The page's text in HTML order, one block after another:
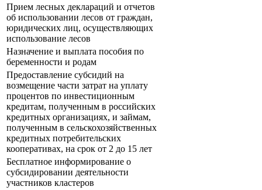
Прием лесных деклараций и отчетов
об использовании лесов от граждан,
юридических лиц, осуществляющих
использование лесов
Назначение и выплата пособия по
беременности и родам
Предоставление субсидий на
возмещение части затрат на уплату
процентов по инвестиционным
кредитам, полученным в российских
кредитных организациях, и займам,
полученным в сельскохозяйственных
кредитных потребительских
кооперативах, на срок от 2 до 15 лет
Бесплатное информирование о
субсидировании деятельности
участников кластеров